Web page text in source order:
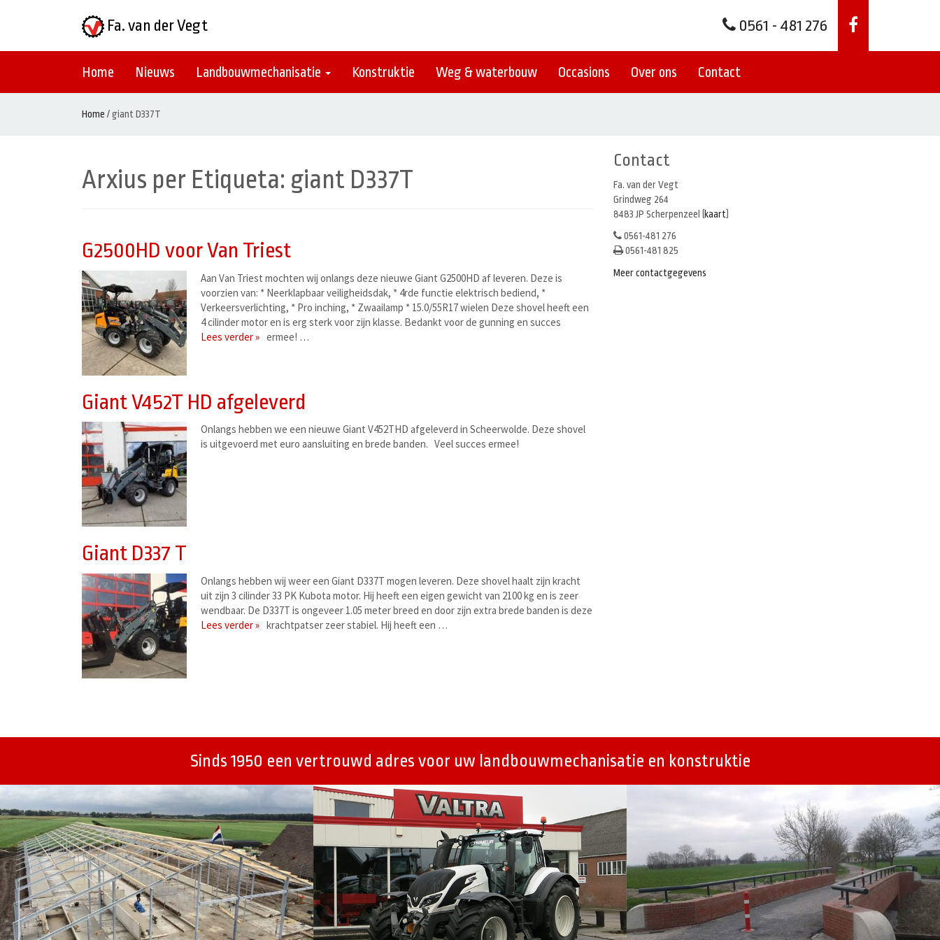
Fa. van der Vegt 0561 - 481 276
Home Nieuws Landbouwmechanisatie Konstruktie Weg & waterbouw Occasions Over ons Contact
Home /giant D337T
Arxius per Etiqueta: giant D337T
G2500HD voor Van Triest
Aan Van Triest mochten wij onlangs deze nieuwe Giant G2500HD af leveren. Deze is
voorzien van: * Neerklapbaar veiligheidsdak, * 4rde functie elektrisch bediend, *
Verkeersverlichting, * Pro inching, * Zwaailamp * 15.0/55R17 wielen Deze shovel heeft een
4 cilinder motor en is erg sterk voor zijn klasse. Bedankt voor de gunning en succes
ermee! …
Lees verder »
Giant V452T HD afgeleverd
Onlangs hebben we een nieuwe Giant V452THD afgeleverd in Scheerwolde. Deze shovel
is uitgevoerd met euro aansluiting en brede banden. Veel succes ermee!
Giant D337 T
Onlangs hebben wij weer een Giant D337T mogen leveren. Deze shovel haalt zijn kracht
uit zijn 3 cilinder 33 PK Kubota motor. Hij heeft een eigen gewicht van 2100 kg en is zeer
wendbaar. De D337T is ongeveer 1.05 meter breed en door zijn extra brede banden is deze
krachtpatser zeer stabiel. Hij heeft een …
Lees verder »
Contact
Fa. van der Vegt
Grindweg 264
8483 JP Scherpenzeel (
kaart
0561-481 276
0561-481 825
Meer contactgegevens
Sinds 1950 een vertrouwd adres voor uw landbouwmechanisatie en konstruktie